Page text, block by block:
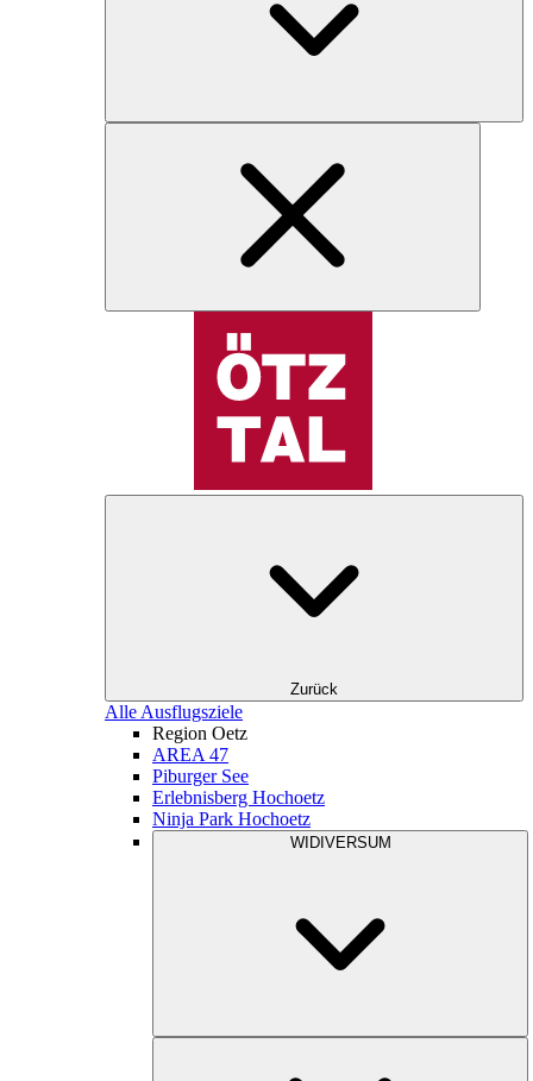
Zurück
Alle Ausflugsziele
Region Oetz
AREA 47
Piburger See
Erlebnisberg Hochoetz
Ninja Park Hochoetz
WIDIVERSUM